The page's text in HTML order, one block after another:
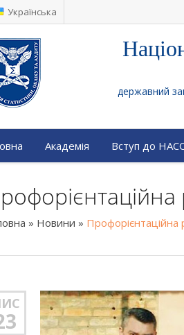
Українська
державний
Академія Вступ до
» Новини »